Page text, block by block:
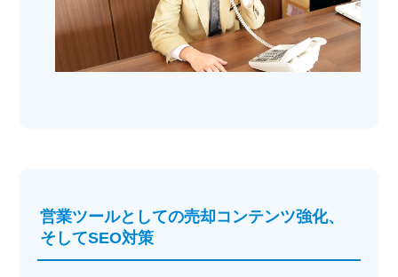
営業ツールとしての売却コンテンツ強化、
そしてSEO対策